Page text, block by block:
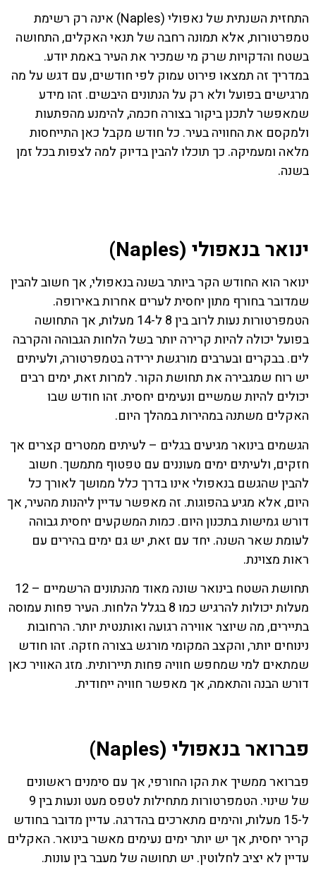
התחזית השנתית של נאפולי (Naples) אינה רק רשימת
טמפרטורות, אלא תמונה רחבה של תנאי האקלים, התחושה
בשטח והדקויות שרק מי שמכיר את העיר באמת יודע.
במדריך זה תמצאו פירוט עמוק לפי חודשים, עם דגש על מה
מרגישים בפועל ולא רק על הנתונים היבשים. זהו מידע
שמאפשר לתכנן ביקור בצורה חכמה, להימנע מהפתעות
ולמקסם את החוויה בעיר. כל חודש מקבל כאן התייחסות
מלאה ומעמיקה. כך תוכלו להבין בדיוק למה לצפות בכל זמן
בשנה.
ינואר בנאפולי (Naples)
ינואר הוא החודש הקר ביותר בשנה בנאפולי, אך חשוב להבין
שמדובר בחורף מתון יחסית לערים אחרות באירופה.
הטמפרטורות נעות לרוב בין 8 ל-14 מעלות, אך התחושה
בפועל יכולה להיות קרירה יותר בשל הלחות הגבוהה והקרבה
לים. בבקרים ובערבים מורגשת ירידה בטמפרטורה, ולעיתים
יש רוח שמגבירה את תחושת הקור. למרות זאת, ימים רבים
יכולים להיות שמשיים ונעימים יחסית. זהו חודש שבו
האקלים משתנה במהירות במהלך היום.
הגשמים בינואר מגיעים בגלים – לעיתים ממטרים קצרים אך
חזקים, ולעיתים ימים מעוננים עם טפטוף מתמשך. חשוב
להבין שהגשם בנאפולי אינו בדרך כלל ממושך לאורך כל
היום, אלא מגיע בהפוגות. זה מאפשר עדיין ליהנות מהעיר, אך
דורש גמישות בתכנון היום. כמות המשקעים יחסית גבוהה
לעומת שאר השנה. יחד עם זאת, יש גם ימים בהירים עם
ראות מצוינת.
תחושת השטח בינואר שונה מאוד מהנתונים הרשמיים – 12
מעלות יכולות להרגיש כמו 8 בגלל הלחות. העיר פחות עמוסה
בתיירים, מה שיוצר אווירה רגועה ואותנטית יותר. הרחובות
נינוחים יותר, והקצב המקומי מורגש בצורה חזקה. זהו חודש
שמתאים למי שמחפש חוויה פחות תיירותית. מזג האוויר כאן
דורש הבנה והתאמה, אך מאפשר חוויה ייחודית.
פברואר בנאפולי (Naples)
פברואר ממשיך את הקו החורפי, אך עם סימנים ראשונים
של שינוי. הטמפרטורות מתחילות לטפס מעט ונעות בין 9
ל-15 מעלות, והימים מתארכים בהדרגה. עדיין מדובר בחודש
קריר יחסית, אך יש יותר ימים נעימים מאשר בינואר. האקלים
עדיין לא יציב לחלוטין. יש תחושה של מעבר בין עונות.